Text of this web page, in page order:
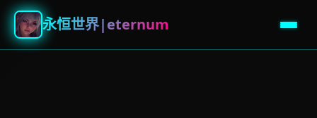
永恒世界|eternum